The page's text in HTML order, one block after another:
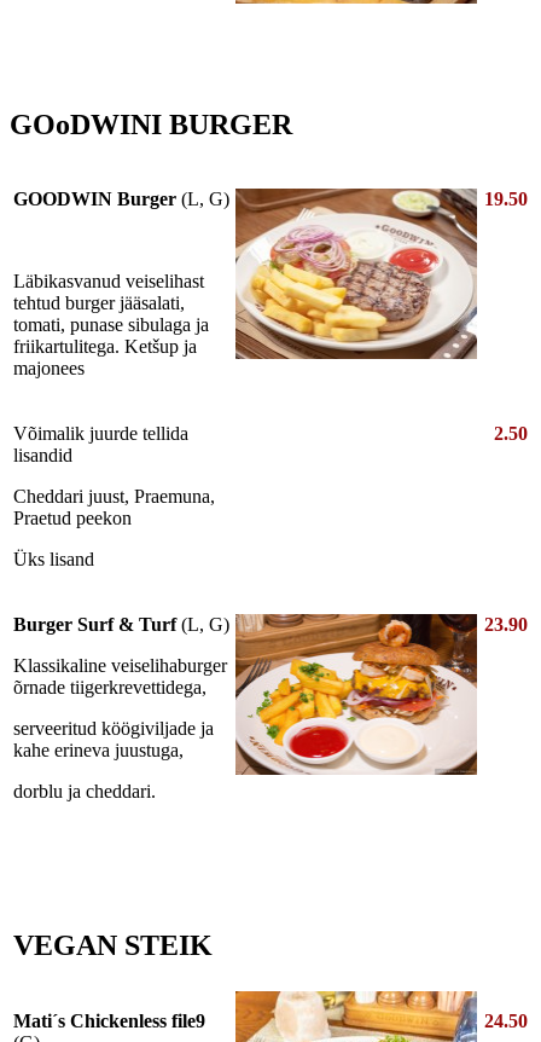
GOoDWINI BURGER
GOODWIN Burger (L, G)
Läbikasvanud veiselihast
tehtud burger jääsalati,
tomati, punase sibulaga ja
friikartulitega. Ketšup ja
majonees
19.50
Võimalik juurde tellida
lisandid
Cheddari juust, Praemuna,
Praetud peekon
Üks lisand
2.50
Burger Surf & Turf(L, G)
Klassikaline veiselihaburger
õrnade tiigerkrevettidega,
serveeritud köögiviljade ja
kahe erineva juustuga,
dorblu ja cheddari.
23.90
VEGAN STEIK
Mati´s Chickenless file9
24.50